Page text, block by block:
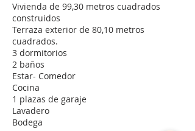
Vivienda de 99,30 metros cuadrados
construidos
Terraza exterior de 80,10 metros
cuadrados.
3 dormitorios
2 baños
Estar- Comedor
Cocina
1 plazas de garaje
Lavadero
Bodega